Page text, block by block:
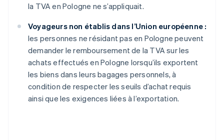
la TVA en Pologne ne s’appliquait.
Voyageurs non établis dans l’Union européenne :
les personnes ne résidant pas en Pologne peuvent
demander le remboursement de la TVA sur les
achats effectués en Pologne lorsqu’ils exportent
les biens dans leurs bagages personnels, à
condition de respecter les seuils d’achat requis
ainsi que les exigences liées à l’exportation.